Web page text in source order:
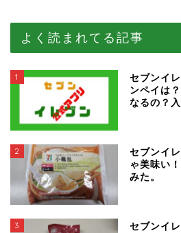
よく読まれてる記事
1
セブンイ
ンペイは
なるの？
2
セブンイ
ゃ美味い
みた。
3
セブンイ